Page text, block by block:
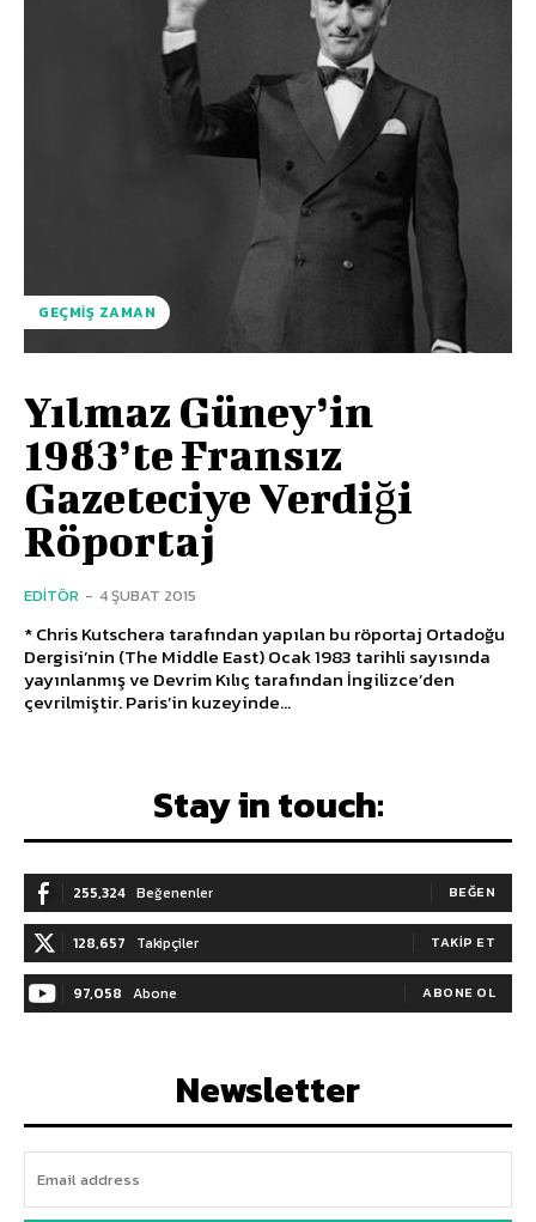
GEÇMIŞ ZAMAN
Yılmaz Güney’in
1983’te Fransız
Gazeteciye Verdiği
Röportaj
EDITÖR - 4 ŞUBAT 2015
* Chris Kutschera tarafından yapılan bu röportaj Ortadoğu
Dergisi’nin (The Middle East) Ocak 1983 tarihli sayısında
yayınlanmış ve Devrim Kılıç tarafından İngilizce’den
çevrilmiştir. Paris’in kuzeyinde...
Stay in touch:
255,324 Beğenenler BEĞEN
128,657 Takipçiler TAKIP ET
97,058 Abone ABONE OL
Newsletter